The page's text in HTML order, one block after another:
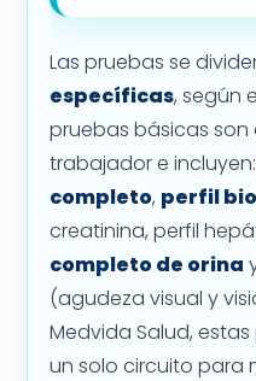
Las pruebas se
específicas, según
pruebas básicas
trabajador e incluyen:
completo, perfil
creatinina, perfil
completo de orina
(agudeza visual y
Medvida Salud,
un solo circuito para